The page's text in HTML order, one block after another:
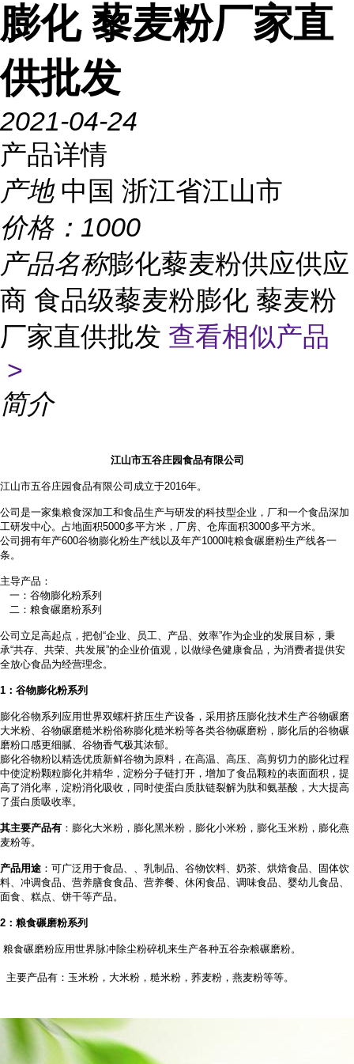
膨化 藜麦粉厂家直
供批发
2021-04-24
产品详情
产地 中国 浙江省江山市
价格： 1000
产品名称膨化藜麦粉供应供应
商 食品级藜麦粉膨化 藜麦粉
厂家直供批发 查看相似产品
>
简介
江山市五谷庄园食品有限公司
江山市五谷庄园食品有限公司成立于2016年。
公司是一家集粮食深加工和食品生产与研发的科技型企业，厂和一个食品深加
工研发中心。占地面积5000多平方米，厂房、仓库面积3000多平方米。
公司拥有年产600谷物膨化粉生产线以及年产1000吨粮食碾磨粉生产线各一
条。
主导产品：
一：谷物膨化粉系列
二：粮食碾磨粉系列
公司立足高起点，把创 “企业、员工、产品、效率”作为企业的发展目标，秉
承“共存、共荣、共发展”的企业价值观，以做绿色健康食品，为消费者提供安
全放心食品为经营理念。
1 ：谷物膨化粉系列
膨化谷物系列应用世界双螺杆挤压生产设备，采用挤压膨化技术生产谷物碾磨
大米粉、谷物碾磨糙米粉俗称膨化糙米粉等各类谷物碾磨粉，膨化后的谷物碾
磨粉口感更细腻、谷物香气极其浓郁。
膨化谷物粉以精选优质新鲜谷物为原料，在高温、高压、高剪切力的膨化过程
中使淀粉颗粒膨化并精华，淀粉分子链打开，增加了食品颗粒的表面面积，提
高了消化率，淀粉消化吸收，同时使蛋白质肽链裂解为肽和氨基酸，大大提高
了蛋白质吸收率。
其主要产品有 ：膨化大米粉，膨化黑米粉，膨化小米粉，膨化玉米粉，膨化燕
麦粉等。
产品用途 ：可广泛用于食品、 、乳制品、谷物饮料、奶茶、烘焙食品、固体饮
料、冲调食品、营养膳食食品、营养餐、休闲食品、调味食品、婴幼儿食品、
面食、糕点、饼干等产品。
2 ：粮食碾磨粉系列
粮食碾磨粉应用世界脉冲除尘粉碎机来生产各种五谷杂粮碾磨粉。
主要产品有：玉米粉，大米粉，糙米粉，荞麦粉，燕麦粉等等。